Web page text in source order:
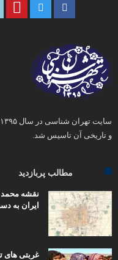
و تاریخی آن تاسیس شد.
مطالب پربازدید
ایران به
غربتی های